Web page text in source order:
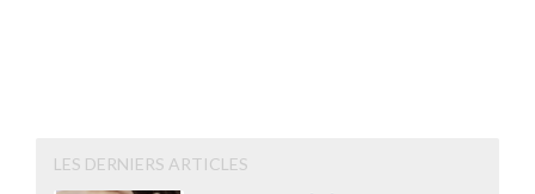
LES DERNIERS ARTICLES